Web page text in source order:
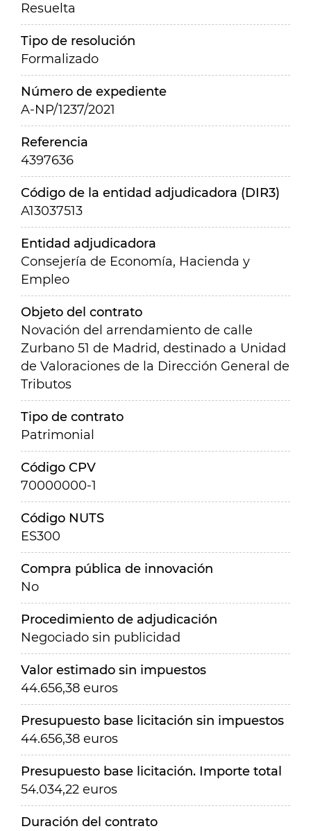
Resuelta
Tipo de resolución
Formalizado
Número de expediente
A-NP/1237/2021
Referencia
4397636
Código de la entidad adjudicadora (DIR3)
A13037513
Entidad adjudicadora
Consejería de Economía, Hacienda y
Empleo
Objeto del contrato
Novación del arrendamiento de calle
Zurbano 51 de Madrid, destinado a Unidad
de Valoraciones de la Dirección General de
Tributos
Tipo de contrato
Patrimonial
Código CPV
70000000-1
Código NUTS
ES300
Compra pública de innovación
No
Procedimiento de adjudicación
Negociado sin publicidad
Valor estimado sin impuestos
44.656,38 euros
Presupuesto base licitación sin impuestos
44.656,38 euros
Presupuesto base licitación. Importe total
54.034,22 euros
Duración del contrato